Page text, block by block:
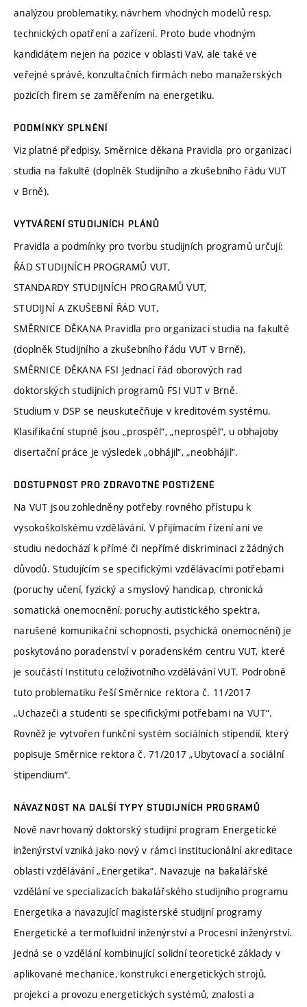
analýzou problematiky, návrhem vhodných modelů resp.
technických opatření a zařízení. Proto bude vhodným
kandidátem nejen na pozice v oblasti VaV, ale také ve
veřejné správě, konzultačních firmách nebo manažerských
pozicích firem se zaměřením na energetiku.
PODMÍNKY SPLNĚNÍ
Viz platné předpisy, Směrnice děkana Pravidla pro organizaci
studia na fakultě (doplněk Studijního a zkušebního řádu VUT
v Brně).
VYTVÁŘENÍ STUDIJNÍCH PLÁNŮ
Pravidla a podmínky pro tvorbu studijních programů určují:
ŘÁD STUDIJNÍCH PROGRAMŮ VUT,
STANDARDY STUDIJNÍCH PROGRAMŮ VUT,
STUDIJNÍ A ZKUŠEBNÍ ŘÁD VUT,
SMĚRNICE DĚKANA Pravidla pro organizaci studia na fakultě
(doplněk Studijního a zkušebního řádu VUT v Brně),
SMĚRNICE DĚKANA FSI Jednací řád oborových rad
doktorských studijních programů FSI VUT v Brně.
Studium v DSP se neuskutečňuje v kreditovém systému.
Klasifikační stupně jsou „prospěl“, „neprospěl“, u obhajoby
disertační práce je výsledek „obhájil“, „neobhájil“.
DOSTUPNOST PRO ZDRAVOTNĚ POSTIŽENÉ
Na VUT jsou zohledněny potřeby rovného přístupu k
vysokoškolskému vzdělávání. V přijímacím řízení ani ve
studiu nedochází k přímé či nepřímé diskriminaci z žádných
důvodů. Studujícím se specifickými vzdělávacími potřebami
(poruchy učení, fyzický a smyslový handicap, chronická
somatická onemocnění, poruchy autistického spektra,
narušené komunikační schopnosti, psychická onemocnění) je
poskytováno poradenství v poradenském centru VUT, které
je součástí Institutu celoživotního vzdělávání VUT. Podrobně
tuto problematiku řeší Směrnice rektora č. 11/2017
„Uchazeči a studenti se specifickými potřebami na VUT“.
Rovněž je vytvořen funkční systém sociálních stipendií, který
popisuje Směrnice rektora č. 71/2017 „Ubytovací a sociální
stipendium“.
NÁVAZNOST NA DALŠÍ TYPY STUDIJNÍCH PROGRAMŮ
Nově navrhovaný doktorský studijní program Energetické
inženýrství vzniká jako nový v rámci institucionální akreditace
oblasti vzdělávání „Energetika“. Navazuje na bakalářské
vzdělání ve specializacích bakalářského studijního programu
Energetika a navazující magisterské studijní programy
Energetické a termofluidní inženýrství a Procesní inženýrství.
Jedná se o vzdělání kombinující solidní teoretické základy v
aplikované mechanice, konstrukci energetických strojů,
projekci a provozu energetických systémů, znalosti a